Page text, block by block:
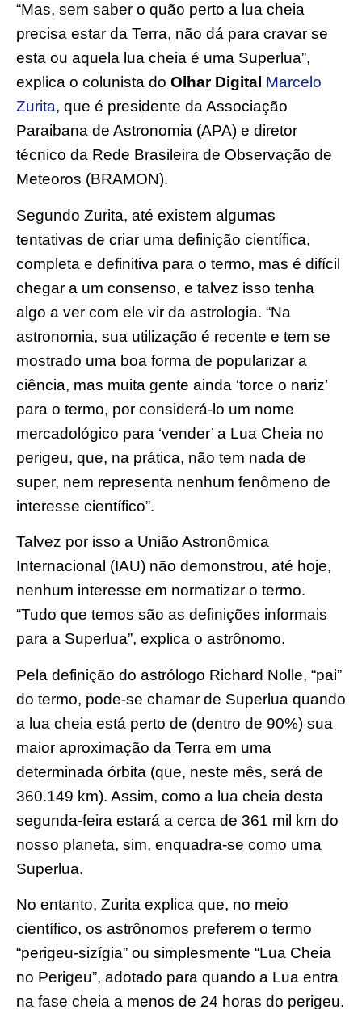
“Mas, sem saber o quão perto a lua cheia
precisa estar da Terra, não dá para cravar se
esta ou aquela lua cheia é uma Superlua”,
explica o colunista do Olhar Digital Marcelo
Zurita, que é presidente da Associação
Paraibana de Astronomia (APA) e diretor
técnico da Rede Brasileira de Observação de
Meteoros (BRAMON).
Segundo Zurita, até existem algumas
tentativas de criar uma definição científica,
completa e definitiva para o termo, mas é difícil
chegar a um consenso, e talvez isso tenha
algo a ver com ele vir da astrologia. “Na
astronomia, sua utilização é recente e tem se
mostrado uma boa forma de popularizar a
ciência, mas muita gente ainda ‘torce o nariz’
para o termo, por considerá-lo um nome
mercadológico para ‘vender’ a Lua Cheia no
perigeu, que, na prática, não tem nada de
super, nem representa nenhum fenômeno de
interesse científico”.
Talvez por isso a União Astronômica
Internacional (IAU) não demonstrou, até hoje,
nenhum interesse em normatizar o termo.
“Tudo que temos são as definições informais
para a Superlua”, explica o astrônomo.
Pela definição do astrólogo Richard Nolle, “pai”
do termo, pode-se chamar de Superlua quando
a lua cheia está perto de (dentro de 90%) sua
maior aproximação da Terra em uma
determinada órbita (que, neste mês, será de
360.149 km). Assim, como a lua cheia desta
segunda-feira estará a cerca de 361 mil km do
nosso planeta, sim, enquadra-se como uma
Superlua.
No entanto, Zurita explica que, no meio
científico, os astrônomos preferem o termo
“perigeu-sizígia” ou simplesmente “Lua Cheia
no Perigeu”, adotado para quando a Lua entra
na fase cheia a menos de 24 horas do perigeu.